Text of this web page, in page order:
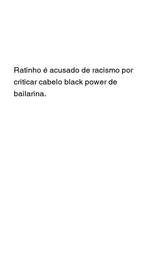
Ratinho é acusado de racismo por
criticar cabelo black power de
bailarina.